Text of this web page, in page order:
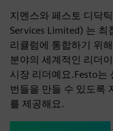
지멘스와 페스토 디닥
Services Limited) 는
리큘럼에 통합하기 위
분야의 세계적인 리더
시장 리더예요.Festo는
번들을 만들 수 있도록
를 제공해요.